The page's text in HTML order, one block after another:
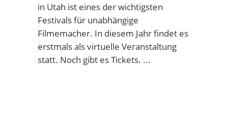
in Utah ist eines der wichtigsten
Festivals für unabhängige
Filmemacher. In diesem Jahr findet es
erstmals als virtuelle Veranstaltung
statt. Noch gibt es Tickets.